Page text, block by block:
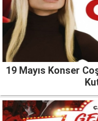
19 Mayıs Konser